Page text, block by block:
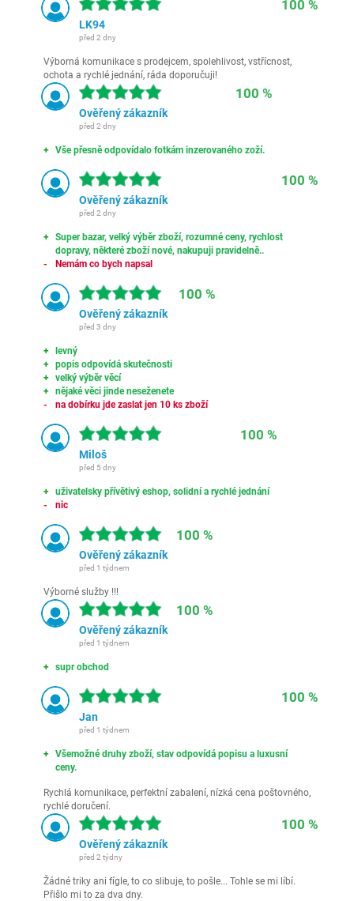
100 %
LK94
před 2 dny
Výborná komunikace s prodejcem, spolehlivost, vstřícnost,
ochota a rychlé jednání, ráda doporučuji!
100 %
Ověřený zákazník
před 2 dny
Vše přesně odpovídalo fotkám inzerovaného zoží.
100 %
Ověřený zákazník
před 2 dny
Super bazar, velký výběr zboží, rozumné ceny, rychlost
dopravy, některé zboží nové, nakupuji pravidelně..
Nemám co bych napsal
100 %
Ověřený zákazník
před 3 dny
levný
popis odpovídá skutečnosti
velký výběr věcí
nějaké věci jinde neseženete
na dobírku jde zaslat jen 10 ks zboží
100 %
Miloš
před 5 dny
uživatelsky přívětivý eshop, solidní a rychlé jednání
nic
100 %
Ověřený zákazník
před 1 týdnem
Výborné služby !!!
100 %
Ověřený zákazník
před 1 týdnem
supr obchod
100 %
Jan
před 1 týdnem
Všemožné druhy zboží, stav odpovídá popisu a luxusní
ceny.
Rychlá komunikace, perfektní zabalení, nízká cena poštovného,
rychlé doručení.
100 %
Ověřený zákazník
před 2 týdny
Žádné triky ani fígle, to co slibuje, to pošle... Tohle se mi líbí.
Přišlo mi to za dva dny.